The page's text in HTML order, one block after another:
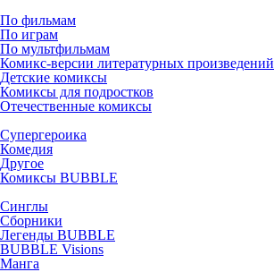
По фильмам
По играм
По мультфильмам
Комикс-версии литературных произведений
Детские комиксы
Комиксы для подростков
Отечественные комиксы
Супергероика
Комедия
Другое
Комиксы BUBBLE
Синглы
Сборники
Легенды BUBBLE
BUBBLE Visions
Манга